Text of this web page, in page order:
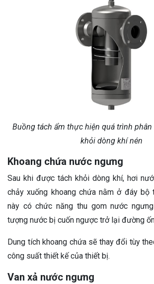
Buồng tách ẩm thực hiện quá trình
khỏi dòng khí nén
Khoang chứa nước ngưng
Sau khi được tách khỏi dòng khí, hơi
chảy xuống khoang chứa nằm ở đáy bộ
này có chức năng thu gom nước
tượng nước bị cuốn ngược trở lại đường
Dung tích khoang chứa sẽ thay đổi tùy
công suất thiết kế của thiết bị.
Van xả nước ngưng